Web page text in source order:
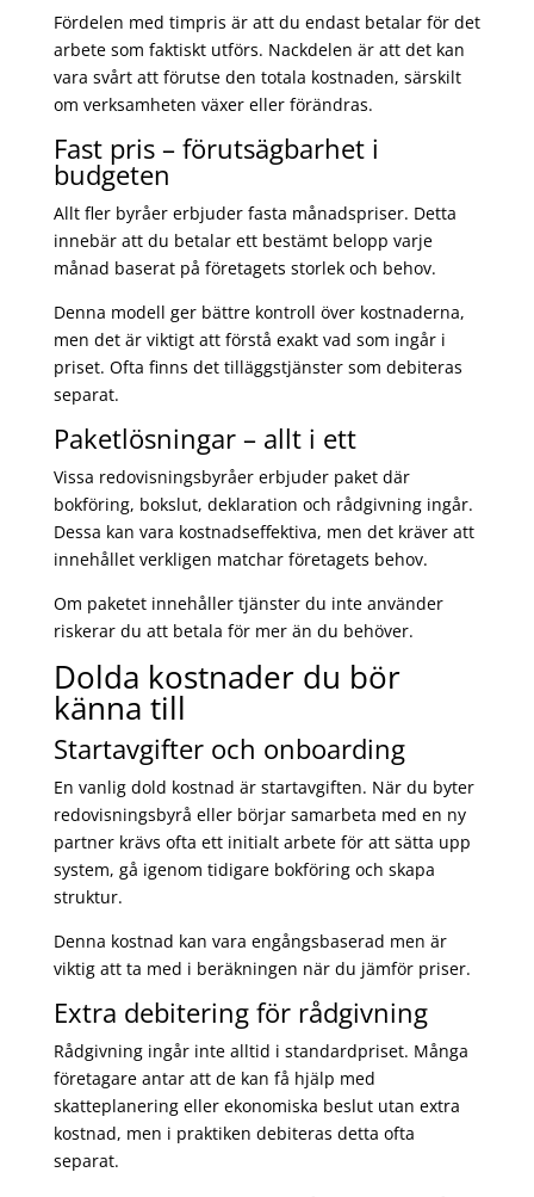
Fördelen med timpris är att du endast betalar för det
arbete som faktiskt utförs. Nackdelen är att det kan
vara svårt att förutse den totala kostnaden, särskilt
om verksamheten växer eller förändras.
Fast pris – förutsägbarhet i
budgeten
Allt fler byråer erbjuder fasta månadspriser. Detta
innebär att du betalar ett bestämt belopp varje
månad baserat på företagets storlek och behov.
Denna modell ger bättre kontroll över kostnaderna,
men det är viktigt att förstå exakt vad som ingår i
priset. Ofta finns det tilläggstjänster som debiteras
separat.
Paketlösningar – allt i ett
Vissa redovisningsbyråer erbjuder paket där
bokföring, bokslut, deklaration och rådgivning ingår.
Dessa kan vara kostnadseffektiva, men det kräver att
innehållet verkligen matchar företagets behov.
Om paketet innehåller tjänster du inte använder
riskerar du att betala för mer än du behöver.
Dolda kostnader du bör
känna till
Startavgifter och onboarding
En vanlig dold kostnad är startavgiften. När du byter
redovisningsbyrå eller börjar samarbeta med en ny
partner krävs ofta ett initialt arbete för att sätta upp
system, gå igenom tidigare bokföring och skapa
struktur.
Denna kostnad kan vara engångsbaserad men är
viktig att ta med i beräkningen när du jämför priser.
Extra debitering för rådgivning
Rådgivning ingår inte alltid i standardpriset. Många
företagare antar att de kan få hjälp med
skatteplanering eller ekonomiska beslut utan extra
kostnad, men i praktiken debiteras detta ofta
separat.